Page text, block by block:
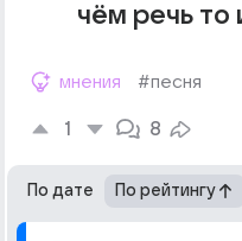
чём речь то
мнения #песня
1 8
По дате По рейтингу